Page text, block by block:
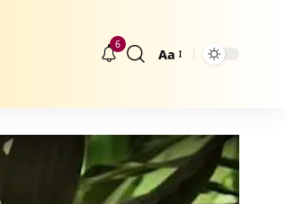
6
Größenänderung
Aa